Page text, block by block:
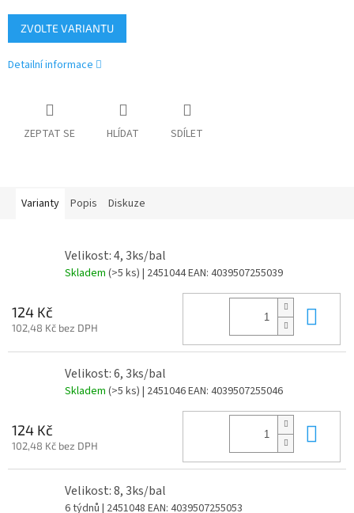
Měrná
cena:
ZVOLTE VARIANTU
Detailní informace
ZEPTAT SE HLÍDAT SDÍLET
Varianty Popis Diskuze
Velikost: 4, 3ks/bal
Skladem (>5 ks) | 2451044EAN: 4039507255039
124 Kč
102,48 Kč bez DPH
Velikost: 6, 3ks/bal
Skladem (>5 ks) | 2451046EAN: 4039507255046
124 Kč
102,48 Kč bez DPH
Velikost: 8, 3ks/bal
6 týdnů | 2451048 EAN: 4039507255053